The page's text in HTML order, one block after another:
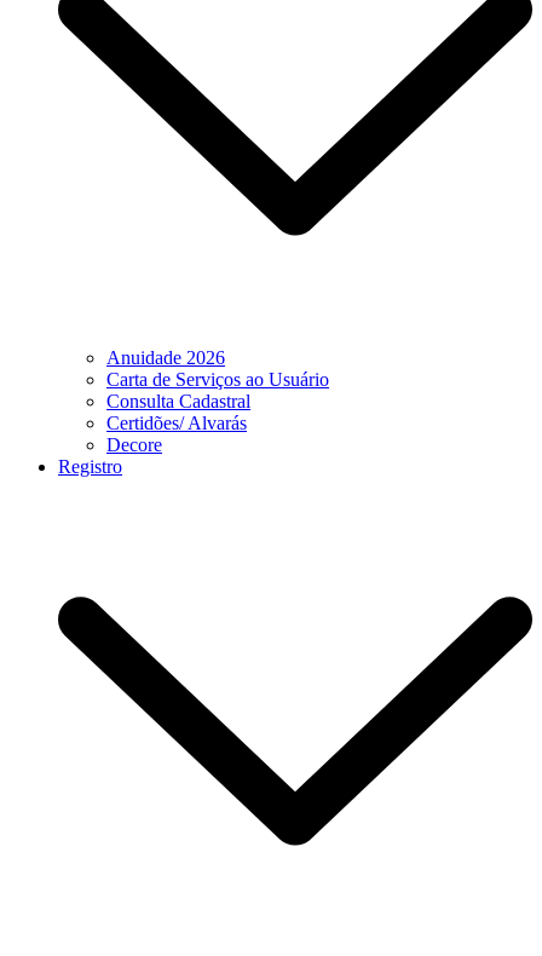
Anuidade 2026
Carta de Serviços ao Usuário
Consulta Cadastral
Certidões/ Alvarás
Decore
Registro